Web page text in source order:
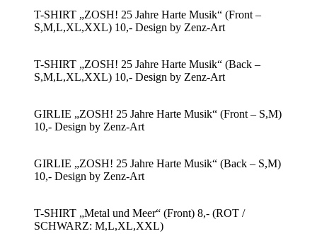
T-SHIRT „ZOSH! 25 Jahre Harte Musik“ (Front –
S,M,L,XL,XXL) 10,- Design by Zenz-Art
T-SHIRT „ZOSH! 25 Jahre Harte Musik“ (Back –
S,M,L,XL,XXL) 10,- Design by Zenz-Art
GIRLIE „ZOSH! 25 Jahre Harte Musik“ (Front – S,M)
10,- Design by Zenz-Art
GIRLIE „ZOSH! 25 Jahre Harte Musik“ (Back – S,M)
10,- Design by Zenz-Art
T-SHIRT „Metal und Meer“ (Front) 8,- (ROT /
SCHWARZ: M,L,XL,XXL)